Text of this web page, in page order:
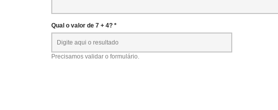
Qual o valor de 7 + 4? *
Precisamos validar o formulário.